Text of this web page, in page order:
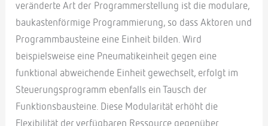
veränderte Art der Programmerstellung ist die modulare,
baukastenförmige Programmierung, so dass Aktoren und
Programmbausteine eine Einheit bilden. Wird
beispielsweise eine Pneumatikeinheit gegen eine
funktional abweichende Einheit gewechselt, erfolgt im
Steuerungsprogramm ebenfalls ein Tausch der
Funktionsbausteine. Diese Modularität erhöht die
Flexibilität der verfügbaren Ressource gegenüber